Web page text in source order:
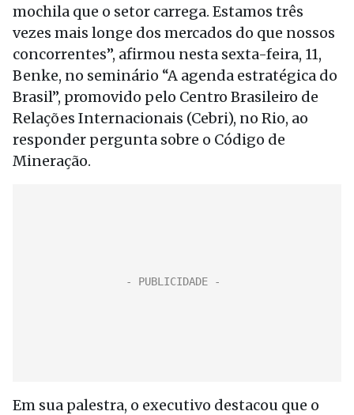
mochila que o setor carrega. Estamos três
vezes mais longe dos mercados do que nossos
concorrentes”, afirmou nesta sexta-feira, 11,
Benke, no seminário “A agenda estratégica do
Brasil”, promovido pelo Centro Brasileiro de
Relações Internacionais (Cebri), no Rio, ao
responder pergunta sobre o Código de
Mineração.
Em sua palestra, o executivo destacou que o